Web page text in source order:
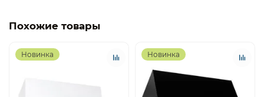
Похожие товары
Новинка Новинка